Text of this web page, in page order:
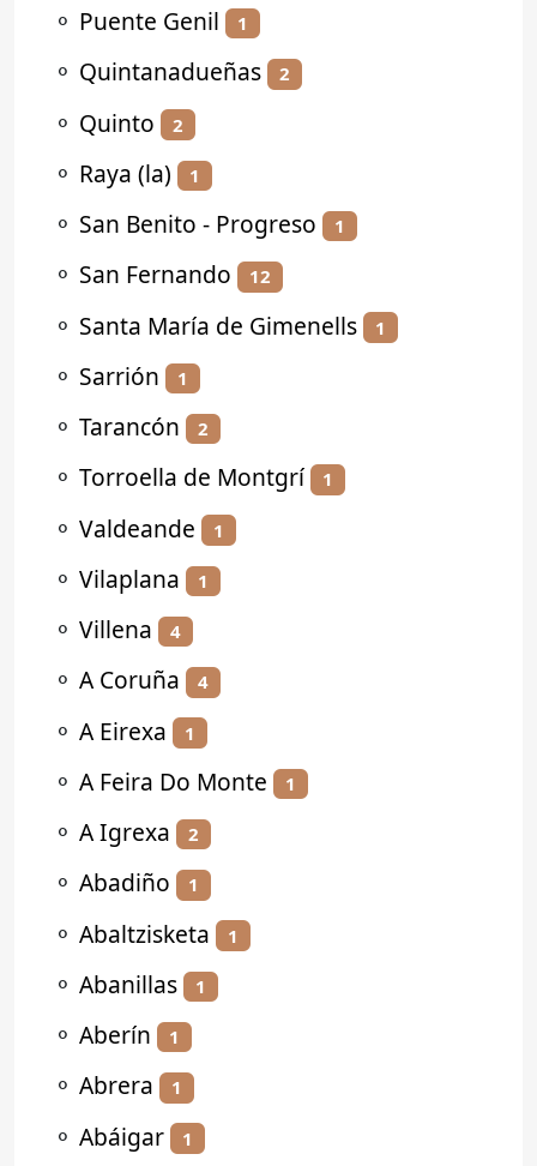
⚬ Puente Genil 1
⚬ Quintanadueñas 2
⚬ Quinto 2
⚬ Raya (la) 1
⚬ San Benito - Progreso 1
⚬ San Fernando 12
⚬ Santa María de Gimenells 1
⚬ Sarrión 1
⚬ Tarancón 2
⚬ Torroella de Montgrí 1
⚬ Valdeande 1
⚬ Vilaplana 1
⚬ Villena 4
⚬ A Coruña 4
⚬ A Eirexa 1
⚬ A Feira Do Monte 1
⚬ A Igrexa 2
⚬ Abadiño 1
⚬ Abaltzisketa 1
⚬ Abanillas 1
⚬ Aberín 1
⚬ Abrera 1
⚬ Abáigar 1